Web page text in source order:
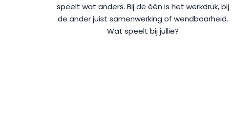
speelt wat anders. Bij de één is het werkdruk, bij
de ander juist samenwerking of wendbaarheid.
Wat speelt bij jullie?